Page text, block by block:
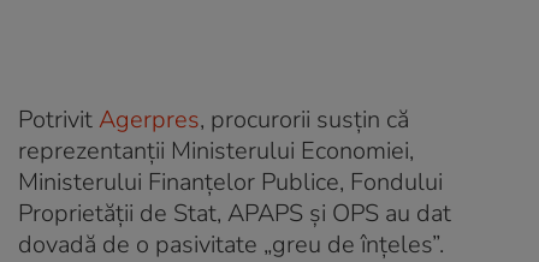
PotrivitAgerpres, procurorii susțin că
reprezentanții Ministerului Economiei,
Ministerului Finanțelor Publice, Fondului
Proprietății de Stat, APAPS și OPS au dat
dovadă de o pasivitate „greu de înțeles”.